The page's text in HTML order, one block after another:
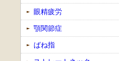
眼精疲労
顎関節症
ばね指